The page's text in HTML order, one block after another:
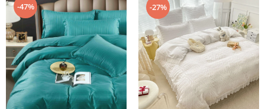
-47% -27%